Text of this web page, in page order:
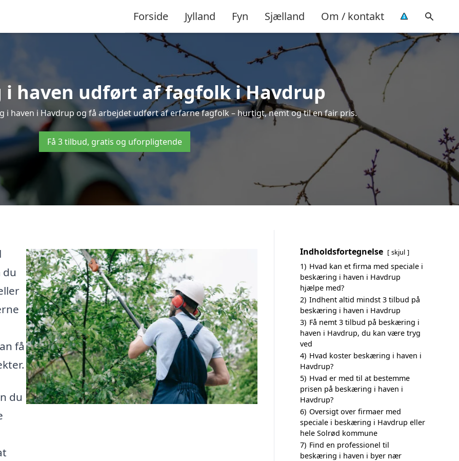
Forside Jylland Fyn Sjælland Om / kontakt
haven udført af fagfolk i Havdrup
i haven i Havdrup og få arbejdet udført af erfarne fagfolk – hurtigt, nemt og til en fair pris.
Få 3 tilbud, gratis og uforpligtende
du
få
du
Indholdsfortegnelse skjul
1) Hvad kan et firma med speciale i
beskæring i haven i Havdrup
hjælpe med?
2) Indhent altid mindst 3 tilbud på
beskæring i haven i Havdrup
3) Få nemt 3 tilbud på beskæring i
haven i Havdrup, du kan være tryg
ved
4) Hvad koster beskæring i haven i
Havdrup?
5) Hvad er med til at bestemme
prisen på beskæring i haven i
Havdrup?
6) Oversigt over firmaer med
speciale i beskæring i Havdrup eller
hele Solrød kommune
7) Find en professionel til
beskæring i haven i byer nær